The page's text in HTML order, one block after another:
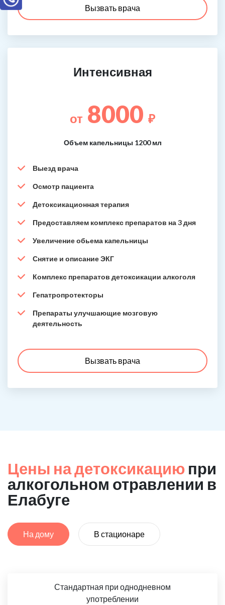
Вызвать врача
Интенсивная
от 8000 ₽
Объем капельницы 1200 мл
Выезд врача
Осмотр пациента
Детоксикационная терапия
Предоставляем комплекс препаратов на 3 дня
Увеличение обьема капельницы
Снятие и описание ЭКГ
Комплекс препаратов детоксикации алкоголя
Гепатропротекторы
Препараты улучшающие мозговую
деятельность
Вызвать врача
Цены на детоксикацию при
алкогольном отравлении в
Елабуге
На дому В стационаре
Стандартная при однодневном
употреблении